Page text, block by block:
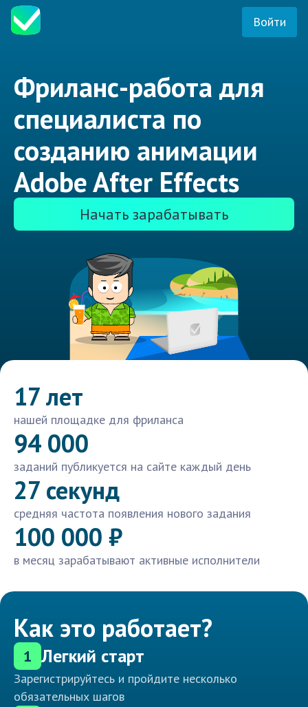
Войти
Фриланс-работа для
специалиста по
созданию анимации
Adobe After Effects
Начать зарабатывать
17 лет
нашей площадке для фриланса
94 000
заданий публикуется на сайте каждый день
27 секунд
средняя частота появления нового задания
100 000 ₽
в месяц зарабатывают активные исполнители
Как это работает?
1 Легкий старт
Зарегистрируйтесь и пройдите несколько
обязательных шагов